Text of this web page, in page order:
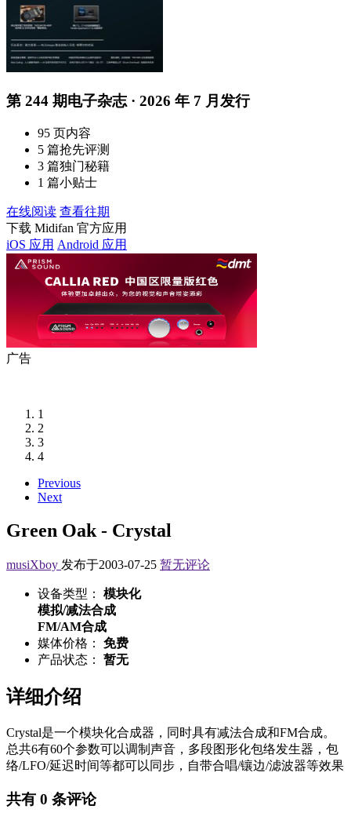
第 244 期电子杂志 · 2026 年 7 月发行
95 页内容
5 篇抢先评测
3 篇独门秘籍
1 篇小贴士
在线阅读 查看往期
下载 Midifan 官方应用
iOS 应用 Android 应用
广告
1
2
3
4
Previous
Next
Green Oak - Crystal
musiXboy 发布于2003-07-25 暂无评论
设备类型：
模块化
模拟/减法合成
FM/AM合成
媒体价格：
免费
产品状态：
暂无
详细介绍
Crystal是一个模块化合成器，同时具有减法合成和FM合成。
总共6有60个参数可以调制声音，多段图形化包络发生器，包
络/LFO/延迟时间等都可以同步，自带合唱/镶边/滤波器等效果
共有 0 条评论